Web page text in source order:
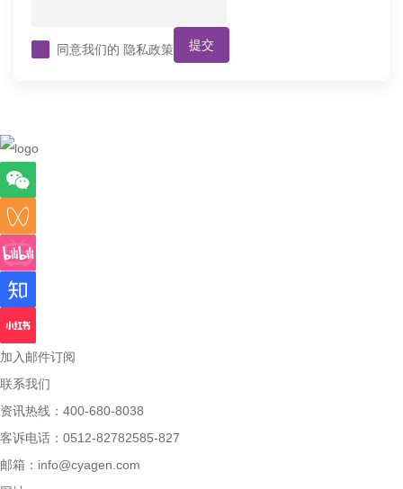
同意我们的 隐私政策 提交
加入邮件订阅
联系我们
资讯热线：400-680-8038
客诉电话：0512-82782585-827
邮箱： info@cyagen.com